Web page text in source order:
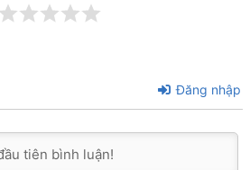
Đăng nhập